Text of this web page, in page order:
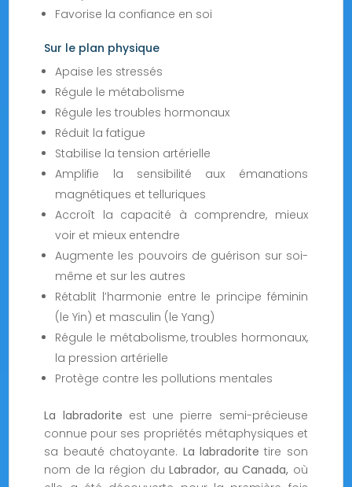
Favorise la confiance en soi
Sur le plan physique
Apaise les stressés
Régule le métabolisme
Régule les troubles hormonaux
Réduit la fatigue
Stabilise la tension artérielle
Amplifie la sensibilité aux émanations
magnétiques et telluriques
Accroît la capacité à comprendre, mieux
voir et mieux entendre
Augmente les pouvoirs de guérison sur soi-
même et sur les autres
Rétablit l’harmonie entre le principe féminin
(le Yin) et masculin (le Yang)
Régule le métabolisme, troubles hormonaux,
la pression artérielle
Protège contre les pollutions mentales
La labradorite est une pierre semi-précieuse
connue pour ses propriétés métaphysiques et
sa beauté chatoyante. La labradorite tire son
nom de la région du Labrador, au Canada, où